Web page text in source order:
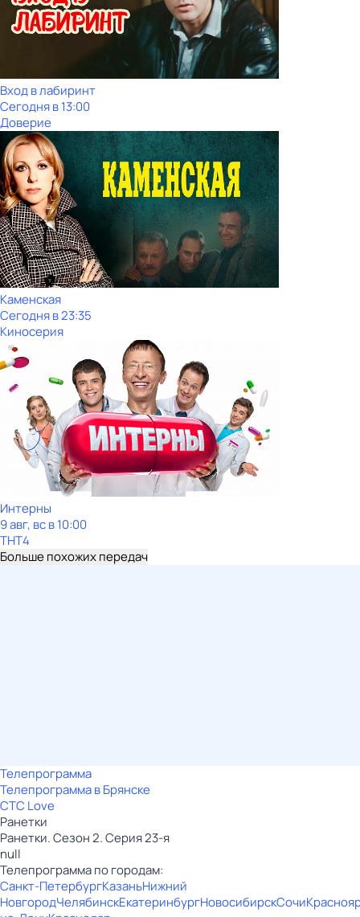
Вход в лабиринт
Сегодня в 13:00
Доверие
Каменская
Сегодня в 23:35
Киносерия
Интерны
9 авг, вс в 10:00
ТНТ4
Больше похожих передач
Телепрограмма
Телепрограмма в Брянске
СТС Love
Ранетки
Ранетки. Сезон 2. Серия 23-я
null
Телепрограмма по городам:
Санкт-ПетербургКазаньНижний
НовгородЧелябинскЕкатеринбургНовосибирскСочи